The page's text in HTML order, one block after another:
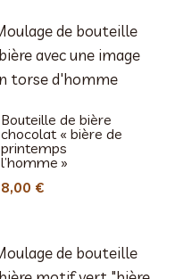
Bouteille de bière
chocolat « bière de
printemps
l’homme »
8,00 €